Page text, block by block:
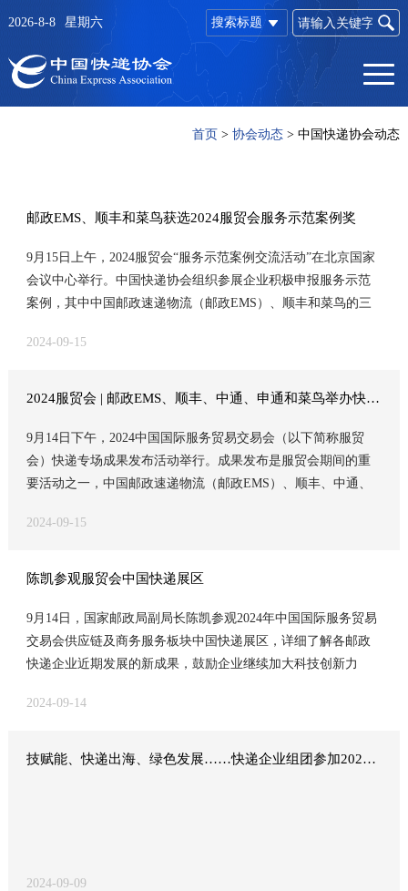
搜索标题
2026-8-8 星期六
首页 >协会动态 >中国快递协会动态
邮政EMS、顺丰和菜鸟获选2024服贸会服务示范案例奖
9月15日上午，2024服贸会“服务示范案例交流活动”在北京国家
会议中心举行。中国快递协会组织参展企业积极申报服务示范
案例，其中中国邮政速递物流（邮政EMS）、顺丰和菜鸟的三
2024-09-15
2024服贸会 | 邮政EMS、顺丰、中通、申通和菜鸟举办快递专场成果发布活动
9月14日下午，2024中国国际服务贸易交易会（以下简称服贸
会）快递专场成果发布活动举行。成果发布是服贸会期间的重
要活动之一，中国邮政速递物流（邮政EMS）、顺丰、中通、
一亮相。中国快递协会副会长兼秘书长韩瑞林出席成果发布活
2024-09-15
陈凯参观服贸会中国快递展区
9月14日，国家邮政局副局长陈凯参观2024年中国国际服务贸易
交易会供应链及商务服务板块中国快递展区，详细了解各邮政
快递企业近期发展的新成果，鼓励企业继续加大科技创新力
展转型，为奋力谱写加快建设交通强国邮政篇贡献力量。
2024-09-14
技赋能、快递出海、绿色发展……快递企业组团参加2024服贸会
2024-09-09